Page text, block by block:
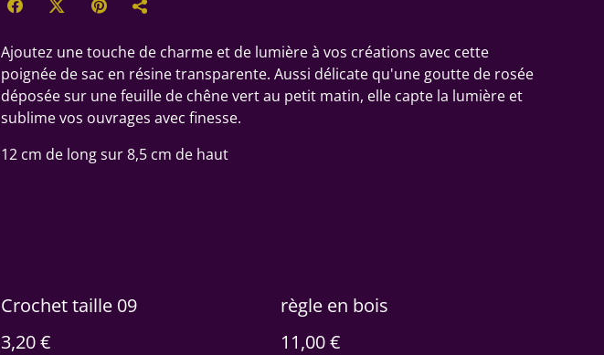
Ajoutez une touche de charme et de lumière à vos créations avec cette
poignée de sac en résine transparente. Aussi délicate qu'une goutte de rosée
déposée sur une feuille de chêne vert au petit matin, elle capte la lumière et
sublime vos ouvrages avec finesse.
12 cm de long sur 8,5 cm de haut
Crochet taille 09
3,20 €
règle en bois
11,00 €